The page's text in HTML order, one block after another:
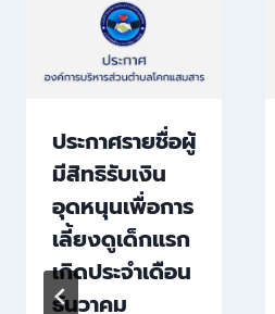
ประกาศรายชื่อผู้
มีสิทธิรับเงิน
อุดหนุนเพื่อการ
เลี้ยงดูเด็กแรก
เกิดประจำเดือน
ธันวาคม